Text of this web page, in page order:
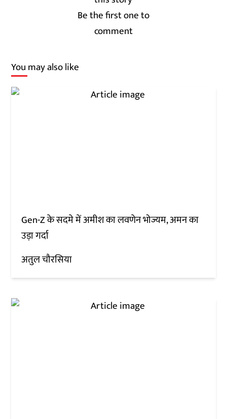
Be the first one to
comment
You may also like
Gen-Z के सदमे में अमीश का लवणेन भोज्यम, अमन का
उड़ा गर्दा
अतुल चौरसिया